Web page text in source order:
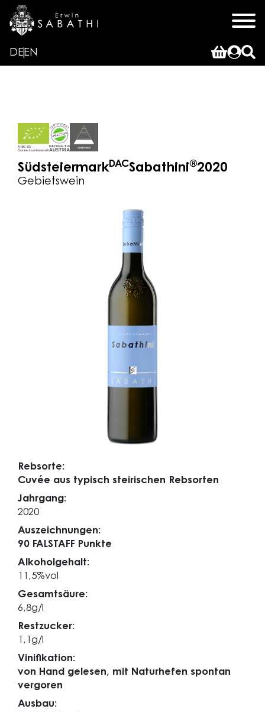
DEEN
SüdsteiermarkDACSabathini®2020
Gebietswein
Rebsorte:
Cuvée aus typisch steirischen Rebsorten
Jahrgang:
2020
Auszeichnungen:
90 FALSTAFF Punkte
Alkoholgehalt:
11,5%vol
Gesamtsäure:
6,8g/l
Restzucker:
1,1g/l
Vinifikation:
von Hand gelesen, mit Naturhefen spontan
vergoren
Ausbau: